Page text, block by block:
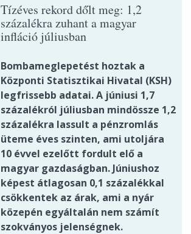
Tízéves rekord dőlt meg: 1,2
százalékra zuhant a magyar
infláció júliusban
Bombameglepetést hoztak a
Központi Statisztikai Hivatal (KSH)
legfrissebb adatai. A júniusi 1,7
százalékról júliusban mindössze 1,2
százalékra lassult a pénzromlás
üteme éves szinten, ami utoljára
10 évvel ezelőtt fordult elő a
magyar gazdaságban. Júniushoz
képest átlagosan 0,1 százalékkal
csökkentek az árak, ami a nyár
közepén egyáltalán nem számít
szokványos jelenségnek.